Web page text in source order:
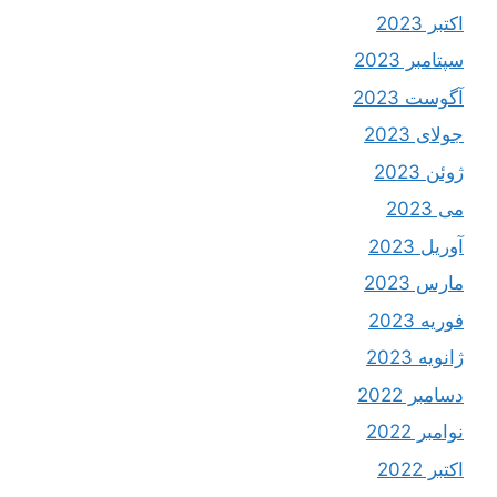
اکتبر 2023
سپتامبر 2023
آگوست 2023
جولای 2023
ژوئن 2023
می 2023
آوریل 2023
مارس 2023
فوریه 2023
ژانویه 2023
دسامبر 2022
نوامبر 2022
اکتبر 2022